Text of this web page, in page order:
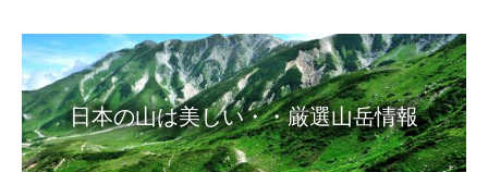
日本の山は美しい・・厳選山岳情報